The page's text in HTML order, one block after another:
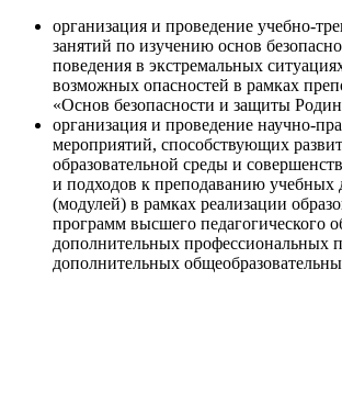
организация и проведение учебно-
занятий по изучению основ
поведения в экстремальных
возможных опасностей в рамках
«Основ безопасности и защиты
организация и проведение научно-
мероприятий, способствующих
образовательной среды и
и подходов к преподаванию учебных
(модулей) в рамках реализации
программ высшего педагогического
дополнительных профессиональных
дополнительных